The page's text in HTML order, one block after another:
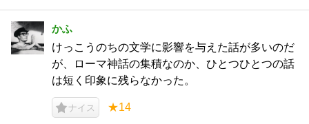
かふ
けっこうのちの文学に影響を与えた話が多いのだ
が、ローマ神話の集積なのか、ひとつひとつの話
は短く印象に残らなかった。
ナイス ★14